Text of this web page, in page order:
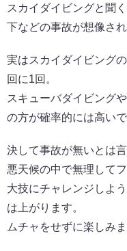
スカイダイビングと聞
下などの事故が想像され
実はスカイダイビング
回に1回。
スキューバダイビング
の方が確率的には高いで
決して事故が無いとは言
悪天候の中で無理して
大技にチャレンジしよ
は上がります。
ムチャをせずに楽しみま